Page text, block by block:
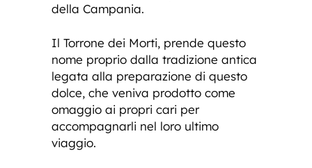
della Campania.
Il Torrone dei Morti, prende questo
nome proprio dalla tradizione antica
legata alla preparazione di questo
dolce, che veniva prodotto come
omaggio ai propri cari per
accompagnarli nel loro ultimo
viaggio.